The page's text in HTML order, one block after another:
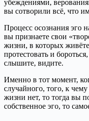
убеждениями,
вы сотворили всё, что
Процесс осознания эго
вы признаете свои
жизни, в которых
протестовать и
слышите, видите.
Именно в тот момент,
случайного, того, к
жизни нет, то тогда вы
собственное эго, то